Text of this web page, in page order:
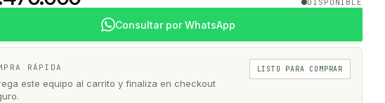
DISPONIBLE
Consultar por WhatsApp
RÁPIDA
este equipo al carrito y finaliza en checkout
LISTO PARA COMPRAR